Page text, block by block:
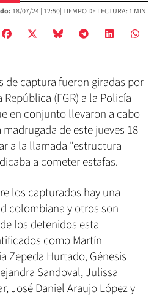
18/07/24 | 12:50| TIEMPO DE LECTURA: 1 MIN.
de captura fueron giradas por
(FGR) a la Policía
en conjunto llevaron a cabo
de este jueves 18
a la llamada "estructura
a cometer estafas.
los capturados hay una
colombiana y otros son
los detenidos esta
como Martín
Zepeda Hurtado, Génesis
Sandoval, Julissa
José Daniel Araujo López y